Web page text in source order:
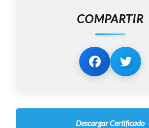
COMPARTIR
Descargar Certificado